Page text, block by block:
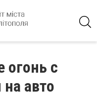
огонь с
авто